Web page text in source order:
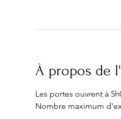
À propos de
Les portes ouvrent à
Nombre maximum